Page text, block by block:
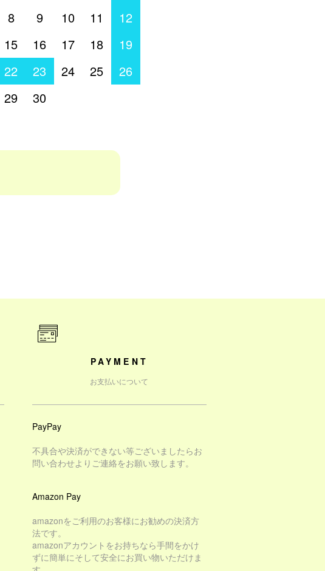
8 9 10 11
12
15 16 17 18
19
22 23 24 25
26
29 30
PAYMENT
お支払いについて
PayPay
不具合や決済ができない等ございましたらお
問い合わせよりご連絡をお願い致します。
Amazon Pay
amazonをご利用のお客様にお勧めの決済方
法です。
amazonアカウントをお持ちなら手間をかけ
ずに簡単にそして安全にお買い物いただけま